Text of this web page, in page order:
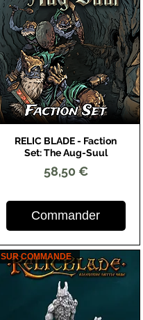
Aperçu rapide
RELIC BLADE - Faction
Set: The Aug-Suul
Prix
58,50 €
Commander
SUR COMMANDE